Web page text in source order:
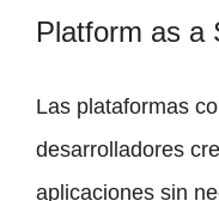
Platform as a
Las plataformas
desarrolladores
aplicaciones sin